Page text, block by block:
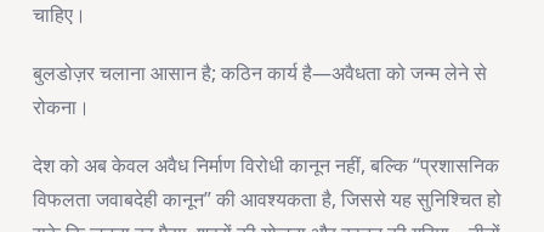
चाहिए।
बुलडोज़र चलाना आसान है; कठिन कार्य है—अवैधता को जन्म लेने से
रोकना।
देश को अब केवल अवैध निर्माण विरोधी कानून नहीं, बल्कि “प्रशासनिक
विफलता जवाबदेही कानून” की आवश्यकता है, जिससे यह सुनिश्चित हो